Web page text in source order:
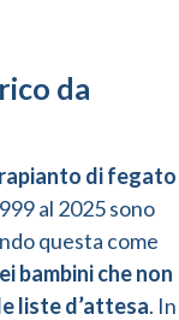
da
di fegato
al 2025 sono
questa come
bambini che non
liste d’attesa. In